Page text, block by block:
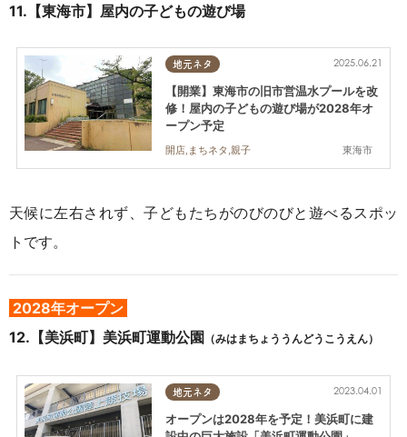
11.【東海市】屋内の子どもの遊び場
地元ネタ
東海市
2025.06.21
【開業】東海市の旧市営温水プールを改
修！屋内の子どもの遊び場が2028年オ
ープン予定
開店,まちネタ,親子
天候に左右されず、子どもたちがのびのびと遊べるスポッ
トです。
2028年オープン
12.【美浜町】美浜町運動公園 （みはまちょううんどうこうえん）
地元ネタ 2023.04.01
オープンは2028年を予定！美浜町に建